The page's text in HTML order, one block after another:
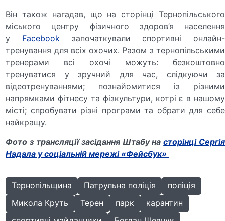
Він також нагадав, що на сторінці Тернопільського
міського центру фізичного здоров’я населення
у Facebook започаткували спортивні онлайн-
тренування для всіх охочих. Разом з тернопільськими
тренерами всі охочі можуть: безкоштовно
тренуватися у зручний для час, слідкуючи за
відеотренуваннями; познайомитися із різними
напрямками фітнесу та фізкультури, котрі є в нашому
місті; спробувати різні програми та обрати для себе
найкращу.
Фото з трансляції засідання Штабу насторінці Сергія
Надала у соціальній мережі «Фейсбук»
Тернопільщина Патрульна поліція
поліція
Микола Круть
Терен парк
карантин